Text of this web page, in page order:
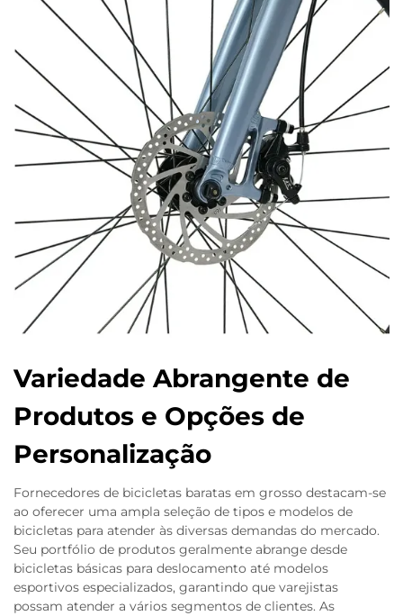
Variedade Abrangente de
Produtos e Opções de
Personalização
Fornecedores de bicicletas baratas em grosso destacam-se
ao oferecer uma ampla seleção de tipos e modelos de
bicicletas para atender às diversas demandas do mercado.
Seu portfólio de produtos geralmente abrange desde
bicicletas básicas para deslocamento até modelos
esportivos especializados, garantindo que varejistas
possam atender a vários segmentos de clientes. As